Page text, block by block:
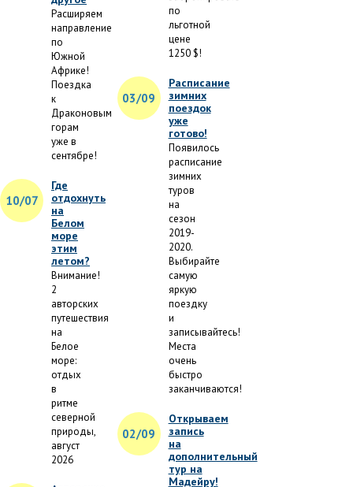
Расширяем
направление
по
Южной
Африке!
Поездка
к
Драконовым
горам
уже в
сентябре!
10/07
Где
отдохнуть
на
Белом
море
этим
летом?
Внимание!
2
авторских
путешествия
на
Белое
море:
отдых
в
ритме
северной
природы,
август
2026
по
льготной
цене
1250 $!
03/09
Расписание
зимних
поездок
уже
готово!
Появилось
расписание
зимних
туров
на
сезон
2019-
2020.
Выбирайте
самую
яркую
поездку
и
записывайтесь!
Места
очень
быстро
заканчиваются!
02/09
Открываем
запись
на
дополнительный
тур на
Мадейру!